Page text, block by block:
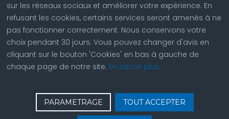
sur les réseaux sociaux et améliorer votre expérience. En
refusant les cookies, certains services seront amenés à ne
pas fonctionner correctement. Nous conservons votre
choix pendant 30 jours. Vous pouvez changer d'avis en
cliquant sur le bouton 'Cookies' en bas à gauche de
chaque page de notre site. En savoir plus
PARAMETRAGE TOUT ACCEPTER
Contactez nous | © Copyright 2023 |Plan du site|
Réalisation du site parABC Site Web| Seconnecter| Accès